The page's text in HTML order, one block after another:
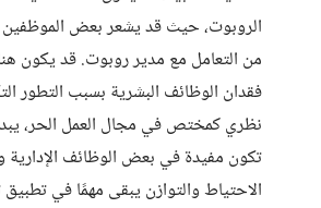
الروبوت، حيث قد يشعر بعض الموظفين
من التعامل مع مدير روبوت. قد يكون
فقدان الوظائف البشرية بسبب التطور
نظري كمختص في مجال العمل الحر،
تكون مفيدة في بعض الوظائف الإدارية
الاحتياط والتوازن يبقى مهمًا في تطبيق